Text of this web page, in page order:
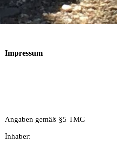
Impressum
Angaben gemäß §5 TMG
Inhaber: